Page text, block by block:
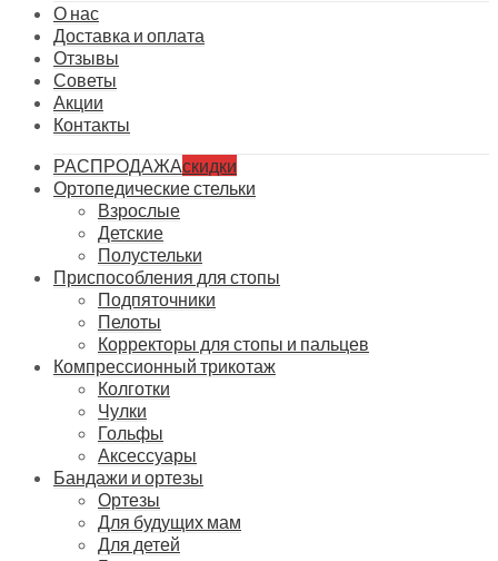
О нас
Доставка и оплата
Отзывы
Советы
Акции
Контакты
РАСПРОДАЖАскидки
Ортопедические стельки
Взрослые
Детские
Полустельки
Приспособления для стопы
Подпяточники
Пелоты
Корректоры для стопы и пальцев
Компрессионный трикотаж
Колготки
Чулки
Гольфы
Аксессуары
Бандажи и ортезы
Ортезы
Для будущих мам
Для детей